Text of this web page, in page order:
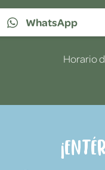
WhatsApp
Horario